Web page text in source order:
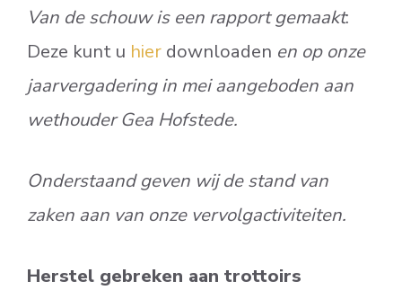
Van de schouw is een rapport gemaakt:
Deze kunt u hier downloaden en op onze
jaarvergadering in mei aangeboden aan
wethouder Gea Hofstede.
Onderstaand geven wij de stand van
zaken aan van onze vervolgactiviteiten.
Herstel gebreken aan trottoirs